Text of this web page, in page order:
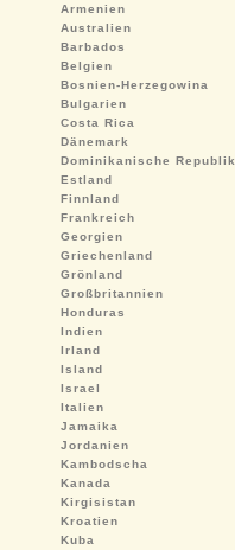
Armenien
Australien
Barbados
Belgien
Bosnien-Herzegowina
Bulgarien
Costa Rica
Dänemark
Dominikanische Republik
Estland
Finnland
Frankreich
Georgien
Griechenland
Grönland
Großbritannien
Honduras
Indien
Irland
Island
Israel
Italien
Jamaika
Jordanien
Kambodscha
Kanada
Kirgisistan
Kroatien
Kuba